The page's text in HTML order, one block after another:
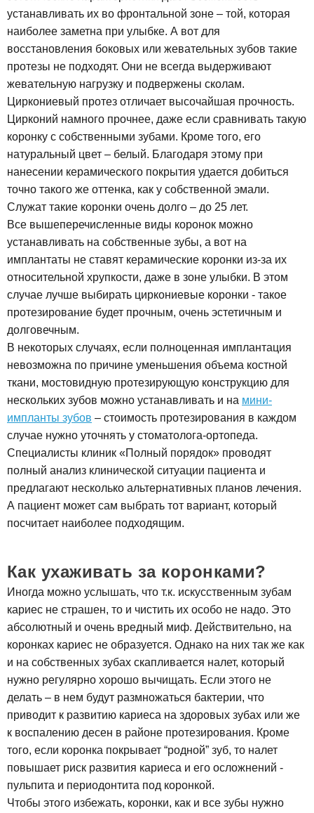
устанавливать их во фронтальной зоне – той, которая
наиболее заметна при улыбке. А вот для
восстановления боковых или жевательных зубов такие
протезы не подходят. Они не всегда выдерживают
жевательную нагрузку и подвержены сколам.
Циркониевый протез отличает высочайшая прочность.
Цирконий намного прочнее, даже если сравнивать такую
коронку с собственными зубами. Кроме того, его
натуральный цвет – белый. Благодаря этому при
нанесении керамического покрытия удается добиться
точно такого же оттенка, как у собственной эмали.
Служат такие коронки очень долго – до 25 лет.
Все вышеперечисленные виды коронок можно
устанавливать на собственные зубы, а вот на
имплантаты не ставят керамические коронки из-за их
относительной хрупкости, даже в зоне улыбки. В этом
случае лучше выбирать циркониевые коронки - такое
протезирование будет прочным, очень эстетичным и
долговечным.
В некоторых случаях, если полноценная имплантация
невозможна по причине уменьшения объема костной
ткани, мостовидную протезирующую конструкцию для
нескольких зубов можно устанавливать и на мини-
импланты зубов – стоимость протезирования в каждом
случае нужно уточнять у стоматолога-ортопеда.
Специалисты клиник «Полный порядок» проводят
полный анализ клинической ситуации пациента и
предлагают несколько альтернативных планов лечения.
А пациент может сам выбрать тот вариант, который
посчитает наиболее подходящим.
Как ухаживать за коронками?
Иногда можно услышать, что т.к. искусственным зубам
кариес не страшен, то и чистить их особо не надо. Это
абсолютный и очень вредный миф. Действительно, на
коронках кариес не образуется. Однако на них так же как
и на собственных зубах скапливается налет, который
нужно регулярно хорошо вычищать. Если этого не
делать – в нем будут размножаться бактерии, что
приводит к развитию кариеса на здоровых зубах или же
к воспалению десен в районе протезирования. Кроме
того, если коронка покрывает “родной” зуб, то налет
повышает риск развития кариеса и его осложнений -
пульпита и периодонтита под коронкой.
Чтобы этого избежать, коронки, как и все зубы нужно